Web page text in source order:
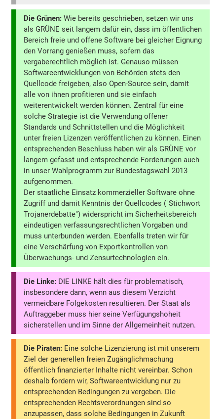
Die Grünen: Wie bereits geschrieben, setzen wir uns
als GRÜNE seit langem dafür ein, dass im öffentlichen
Bereich freie und offene Software bei gleicher Eignung
den Vorrang genießen muss, sofern das
vergaberechtlich möglich ist. Genauso müssen
Softwareentwicklungen von Behörden stets den
Quellcode freigeben, also Open-Source sein, damit
alle von ihnen profitieren und sie einfach
weiterentwickelt werden können. Zentral für eine
solche Strategie ist die Verwendung offener
Standards und Schnittstellen und die Möglichkeit
unter freien Lizenzen veröffentlichen zu können. Einen
entsprechenden Beschluss haben wir als GRÜNE vor
langem gefasst und entsprechende Forderungen auch
in unser Wahlprogramm zur Bundestagswahl 2013
aufgenommen.
Der staatliche Einsatz kommerzieller Software ohne
Zugriff und damit Kenntnis der Quellcodes ("Stichwort
Trojanerdebatte") widerspricht im Sicherheitsbereich
eindeutigen verfassungsrechtlichen Vorgaben und
muss unterbunden werden. Ebenfalls treten wir für
eine Verschärfung von Exportkontrollen von
Überwachungs- und Zensurtechnologien ein.
Die Linke: DIE LINKE hält dies für problematisch,
insbesondere dann, wenn aus diesem Verzicht
vermeidbare Folgekosten resultieren. Der Staat als
Auftraggeber muss hier seine Verfügungshoheit
sicherstellen und im Sinne der Allgemeinheit nutzen.
Die Piraten: Eine solche Lizenzierung ist mit unserem
Ziel der generellen freien Zugänglichmachung
öffentlich finanzierter Inhalte nicht vereinbar. Schon
deshalb fordern wir, Softwareentwicklung nur zu
entsprechenden Bedingungen zu vergeben. Die
entsprechenden Rechtsverordnungen sind so
anzupassen, dass solche Bedingungen in Zukunft